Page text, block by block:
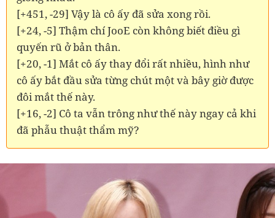
[+451, -29] Vậy là cô ấy đã sửa xong rồi.
[+24, -5] Thậm chí JooE còn không biết điều gì
quyến rũ ở bản thân.
[+20, -1] Mắt cô ấy thay đổi rất nhiều, hình như
cô ấy bắt đầu sửa từng chút một và bây giờ được
đôi mắt thế này.
[+16, -2] Cô ta vẫn trông như thế này ngay cả khi
đã phẫu thuật thẩm mỹ?